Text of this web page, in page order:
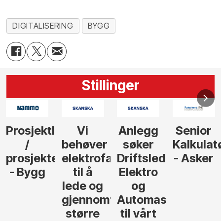
DIGITALISERING BYGG
Stillinger
Anlegg
søker
Driftsleder
Elektro
Automasjon
Senior
Kalkulatør
- Asker
Senior
Tilbudsleder
Anlegg
- Oslo